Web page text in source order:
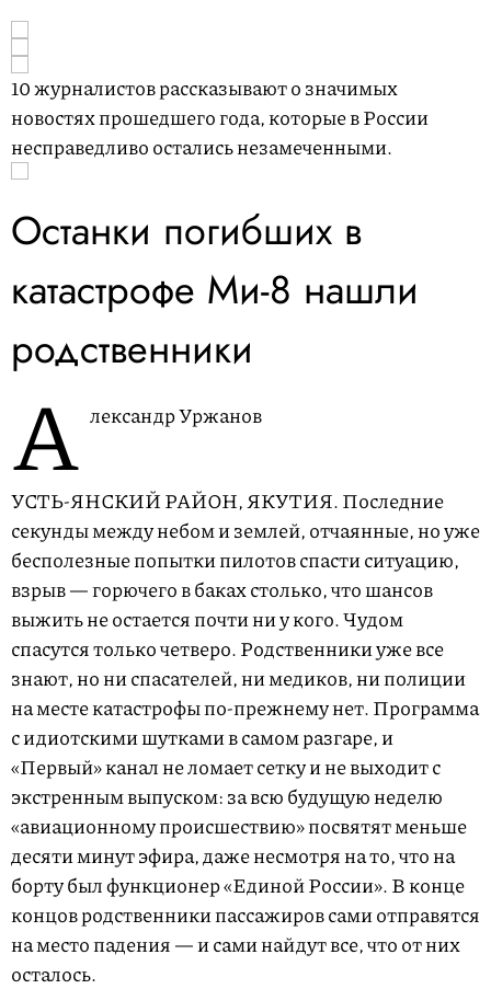
10 журналистов рассказывают о значимых
новостях прошедшего года, которые в России
несправедливо остались незамеченными.
Останки погибших в
катастрофе Ми-8 нашли
родственники
А лександр Уржанов
УСТЬ-ЯНСКИЙ РАЙОН, ЯКУТИЯ.Последние
секунды между небом и землей, отчаянные, но уже
бесполезные попытки пилотов спасти ситуацию,
взрыв — горючего в баках столько, что шансов
выжить не остается почти ни у кого. Чудом
спасутся только четверо. Родственники уже все
знают, но ни спасателей, ни медиков, ни полиции
на месте катастрофы по-прежнему нет. Программа
с идиотскими шутками в самом разгаре, и
«Первый» канал не ломает сетку и не выходит с
экстренным выпуском: за всю будущую неделю
«авиационному происшествию» посвятят меньше
десяти минут эфира, даже несмотря на то, что на
борту был функцио­нер «Единой России». В конце
концов родственники пассажиров сами отправятся
на место падения — и сами найдут все, что от них
осталось.